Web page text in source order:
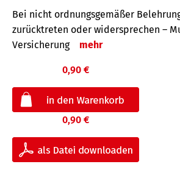
Bei nicht ordnungsgemäßer
zurücktreten oder widersprechen –
Versicherung
mehr
0,90 €
0,90 €